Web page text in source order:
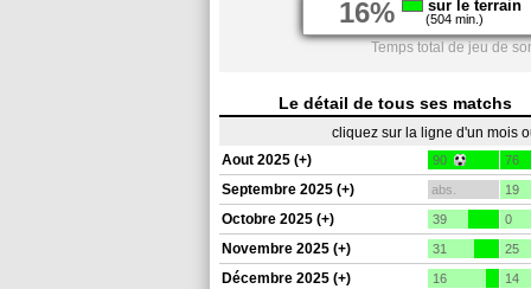
16% sur le terrain
(504 min.)
Temps total de jeu de
Le détail de tous ses matchs
cliquez sur la ligne d'un mois
Aout 2025 (+)
90 76
Septembre 2025 (+) abs. 19
Octobre 2025 (+) 39 0
Novembre 2025 (+) 31 25
Décembre 2025 (+) 16 14